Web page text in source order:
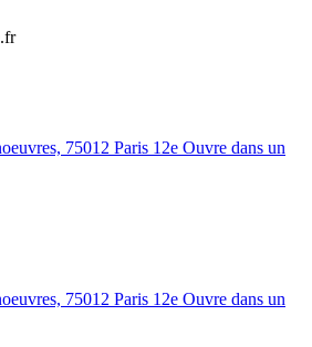
75012 Paris 12e Ouvre dans un
75012 Paris 12e Ouvre dans un